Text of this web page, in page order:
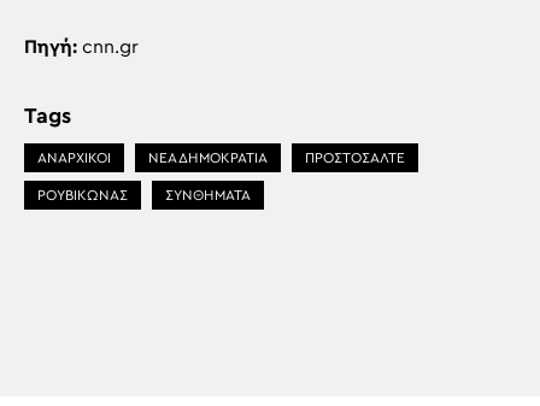
Πηγή: cnn.gr
Tags
ΑΝΑΡΧΙΚΟΙ ΝΕΑ ΔΗΜΟΚΡΑΤΙΑ ΠΡΟΣΤΟΣΑΛΤΕ
ΡΟΥΒΙΚΩΝΑΣ ΣΥΝΘΗΜΑΤΑ